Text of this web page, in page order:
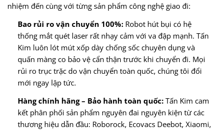
nhiệm đến cùng với từng sản phẩm công nghệ giao đi:
Bao rủi ro vận chuyển 100%:Robot hút bụi có hệ
thống mắt quét laser rất nhạy cảm với va đập mạnh. Tấn
Kim luôn lót mút xốp dày chống sốc chuyên dụng và
quấn màng co bảo vệ cẩn thận trước khi chuyển đi. Mọi
rủi ro trục trặc do vận chuyển toàn quốc, chúng tôi đổi
mới ngay lập tức.
Hàng chính hãng – Bảo hành toàn quốc:Tấn Kim cam
kết phân phối sản phẩm nguyên đai nguyên kiện từ các
thương hiệu dẫn đầu: Roborock, Ecovacs Deebot, Xiaomi,